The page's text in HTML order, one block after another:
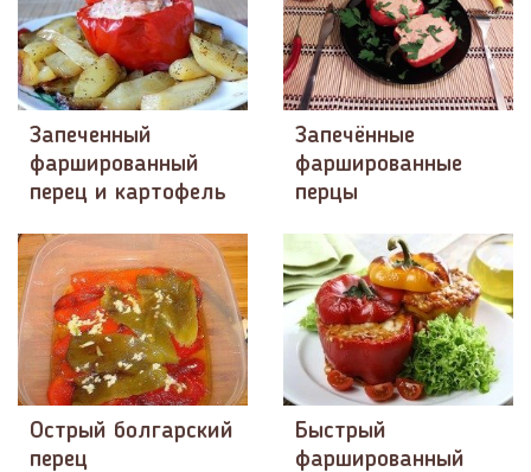
Запеченный
фаршированный
перец и картофель
Запечённые
фаршированные
перцы
Острый болгарский
перец
Быстрый
фаршированный